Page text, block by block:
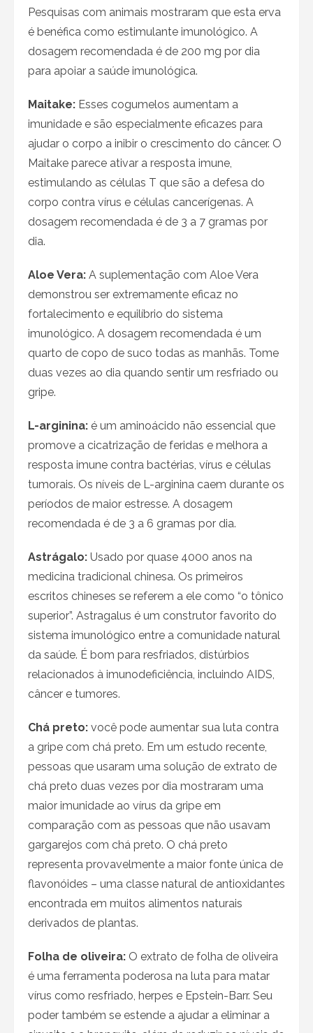
Pesquisas com animais mostraram que esta erva
é benéfica como estimulante imunológico. A
dosagem recomendada é de 200 mg por dia
para apoiar a saúde imunológica.
Maitake: Esses cogumelos aumentam a
imunidade e são especialmente eficazes para
ajudar o corpo a inibir o crescimento do câncer. O
Maitake parece ativar a resposta imune,
estimulando as células T que são a defesa do
corpo contra vírus e células cancerígenas. A
dosagem recomendada é de 3 a 7 gramas por
dia.
Aloe Vera: A suplementação com Aloe Vera
demonstrou ser extremamente eficaz no
fortalecimento e equilíbrio do sistema
imunológico. A dosagem recomendada é um
quarto de copo de suco todas as manhãs. Tome
duas vezes ao dia quando sentir um resfriado ou
gripe.
L-arginina: é um aminoácido não essencial que
promove a cicatrização de feridas e melhora a
resposta imune contra bactérias, vírus e células
tumorais. Os níveis de L-arginina caem durante os
períodos de maior estresse. A dosagem
recomendada é de 3 a 6 gramas por dia.
Astrágalo: Usado por quase 4000 anos na
medicina tradicional chinesa. Os primeiros
escritos chineses se referem a ele como “o tônico
superior”. Astragalus é um construtor favorito do
sistema imunológico entre a comunidade natural
da saúde. É bom para resfriados, distúrbios
relacionados à imunodeficiência, incluindo AIDS,
câncer e tumores.
Chá preto: você pode aumentar sua luta contra
a gripe com chá preto. Em um estudo recente,
pessoas que usaram uma solução de extrato de
chá preto duas vezes por dia mostraram uma
maior imunidade ao vírus da gripe em
comparação com as pessoas que não usavam
gargarejos com chá preto. O chá preto
representa provavelmente a maior fonte única de
flavonóides – uma classe natural de antioxidantes
encontrada em muitos alimentos naturais
derivados de plantas.
Folha de oliveira: O extrato de folha de oliveira
é uma ferramenta poderosa na luta para matar
vírus como resfriado, herpes e Epstein-Barr. Seu
poder também se estende a ajudar a eliminar a